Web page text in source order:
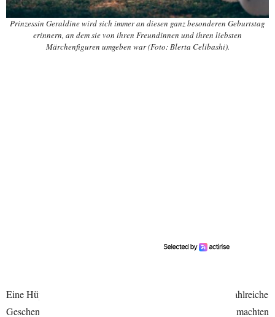
Prinzessin Geraldine wird sich immer an diesen ganz besonderen Geburtstag
erinnern, an dem sie von ihren Freundinnen und ihren liebsten
Märchenfiguren umgeben war (Foto: Blerta Celibashi).
Eine Hüpfburg, Hunderte von Luftballons, Animationen, zahlreiche
Geschenke und die Anwesenheit von Geraldines Freunden machten